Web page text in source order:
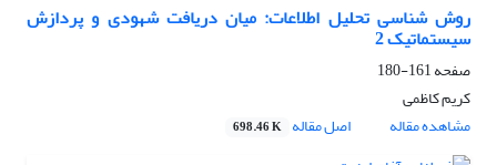
روش شناسی تحلیل اطلاعات: میان دریافت شهودی و پردازش
سیستماتیک 2
صفحه161-180
کریم کاظمی
مشاهده مقاله
اصل مقاله 698.46 K